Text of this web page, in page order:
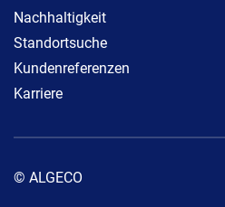
Nachhaltigkeit
Standortsuche
Kundenreferenzen
Karriere
© ALGECO